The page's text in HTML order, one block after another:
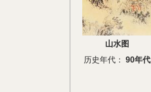
山水图
历史年代：
90年代